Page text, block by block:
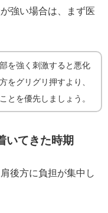
強い場合は、まず医
を強く刺激すると悪化
をグリグリ押すより、
とを優先しましょう。
いてきた時期
後方に負担が集中し